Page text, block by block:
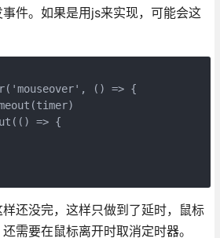
件。如果是用js来实现，可能会这
() => {
=> {
还没完，这样只做到了延时，鼠标
需要在鼠标离开时取消定时器。